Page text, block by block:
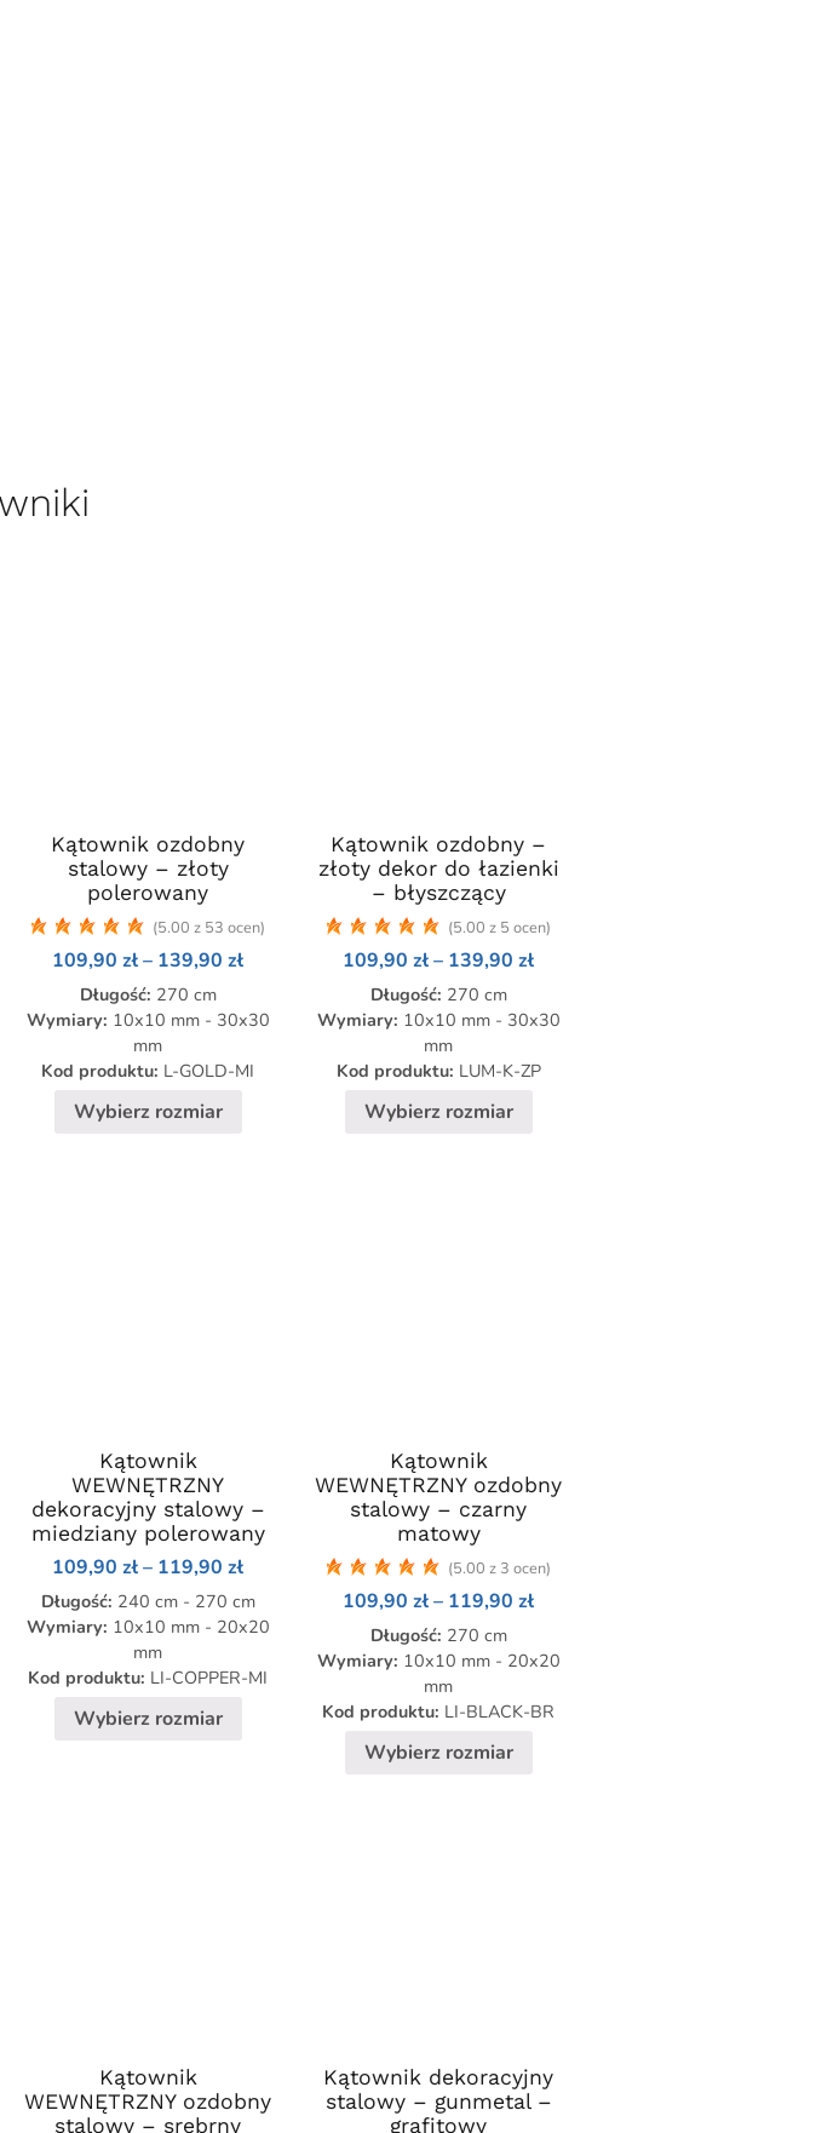
zł
Kątownik ozdobny
stalowy – złoty
polerowany
(5.00 z 53 ocen)
109,90 zł– 139,90 złZakres
109,90 zł
Długość: 270 cm
Wymiary: 10x10 mm - 30x30
mm
Kod produktu: L-GOLD-MI
Wybierz rozmiar
Ten
produkt
ma
wiele
wariantów.
Opcje
można
wybrać
na
stronie
Kątownik ozdobny –
złoty dekor do łazienki
– błyszczący
(5.00 z 5 ocen)
109,90 zł– 139,90 złZakres
109,90 zł
Długość: 270 cm
Wymiary: 10x10 mm - 30x30
mm
Kod produktu: LUM-K-ZP
Wybierz rozmiar
Ten
produkt
ma
wiele
wariantów.
Opcje
można
wybrać
na
stronie
zł
Kątownik
WEWNĘTRZNY
dekoracyjny stalowy –
miedziany polerowany
109,90 zł– 119,90 złZakres
od
109,90 zł
119,90 zł
Długość: 240 cm - 270 cm
Wymiary: 10x10 mm - 20x20
mm
Kod produktu: LI-COPPER-MI
Wybierz rozmiar
Ten
produkt
ma
wiele
wariantów.
Opcje
można
wybrać
stronie
Kątownik
WEWNĘTRZNY ozdobny
stalowy – czarny
matowy
(5.00 z 3 ocen)
109,90 zł– 119,90 złZakres
109,90 zł
Długość: 270 cm
Wymiary: 10x10 mm - 20x20
mm
Kod produktu: LI-BLACK-BR
Wybierz rozmiar
Ten
produkt
ma
wiele
wariantów.
Opcje
można
wybrać
na
stronie
produktu
Kątownik
WEWNĘTRZNY ozdobny
stalowy – srebrny
Ten
produkt
Kątownik dekoracyjny
stalowy – gunmetal –
grafitowy
Ten
produkt